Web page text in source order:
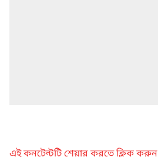
এই কনটেন্টটি শেয়ার করতে ক্লিক করুন